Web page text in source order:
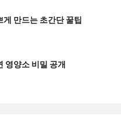
게 만드는 초간단 꿀팁
영양소 비밀 공개